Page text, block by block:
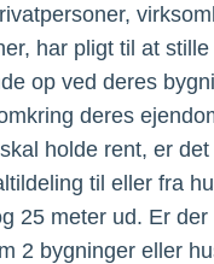
har pligt til at stille
op ved deres
deres
holde rent, er
til eller fra
25 meter ud. Er
2 bygninger eller